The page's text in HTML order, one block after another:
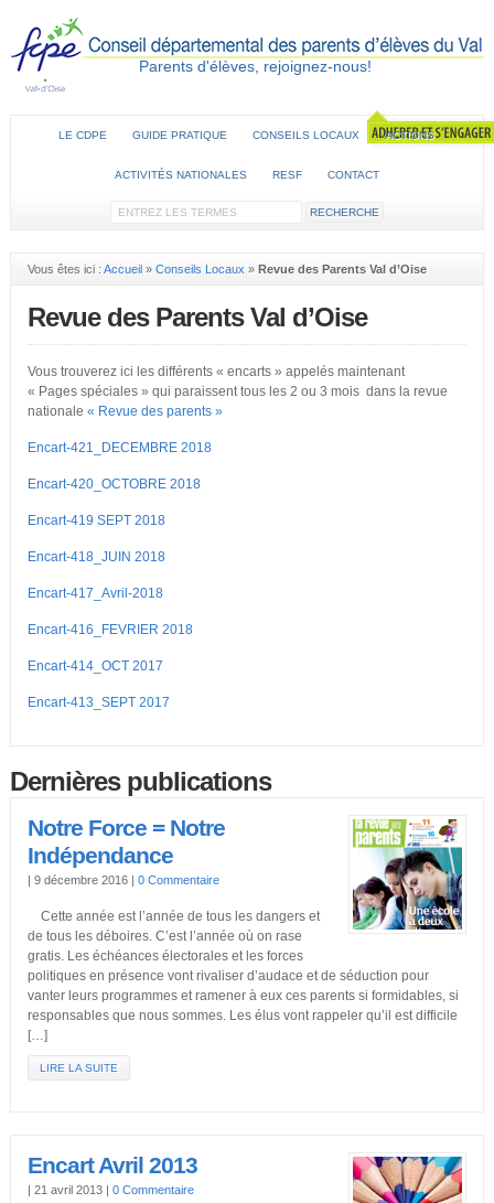
Parents d'élèves, rejoignez-nous!
LE CDPE GUIDE PRATIQUE CONSEILS LOCAUX ACTIONS
ACTIVITÉS NATIONALES RESF CONTACT
Vous êtes ici : Accueil» Conseils Locaux » Revue des Parents Val d’Oise
Revue des Parents Val d’Oise
Vous trouverez ici les différents « encarts » appelés maintenant
« Pages spéciales » qui paraissent tous les 2 ou 3 mois dans la revue
nationale « Revue des parents »
Encart-421_DECEMBRE 2018
Encart-420_OCTOBRE 2018
Encart-419 SEPT 2018
Encart-418_JUIN 2018
Encart-417_Avril-2018
Encart-416_FEVRIER 2018
Encart-414_OCT 2017
Encart-413_SEPT 2017
Dernières publications
Notre Force = Notre
Indépendance
| 9 décembre 2016 | 0 Commentaire
Cette année est l’année de tous les dangers et
de tous les déboires. C’est l’année où on rase
gratis. Les échéances électorales et les forces
politiques en présence vont rivaliser d’audace et de séduction pour
vanter leurs programmes et ramener à eux ces parents si formidables, si
responsables que nous sommes. Les élus vont rappeler qu’il est difficile
[…]
LIRE LA SUITE
Encart Avril 2013
| 21 avril 2013 | 0 Commentaire